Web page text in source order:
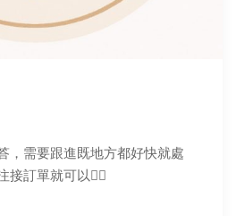
，需要跟進既地方都好快就處
訂單就可以👍🏻